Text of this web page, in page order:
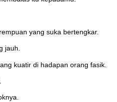
yang suka bertengkar.
jauh.
kuatir di hadapan orang fasik.